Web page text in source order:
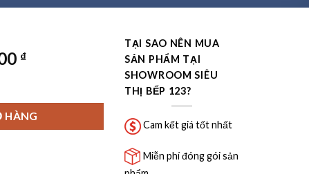
₫
1160 – White Silver số lượng
HÀNG
TẠI SAO NÊN MUA
SẢN PHẨM TẠI
SHOWROOM SIÊU
THỊ BẾP 123?
Cam kết giá tốt nhất
Miễn phí đóng gói sản